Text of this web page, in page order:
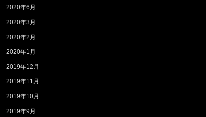
2020年6月
2020年3月
2020年2月
2020年1月
2019年12月
2019年11月
2019年10月
2019年9月